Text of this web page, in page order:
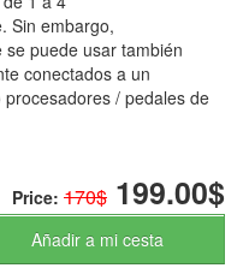
Sin embargo,
puede usar también
conectados a un
/ pedales de
Price: 170$ 199.00$
Añadir a mi cesta